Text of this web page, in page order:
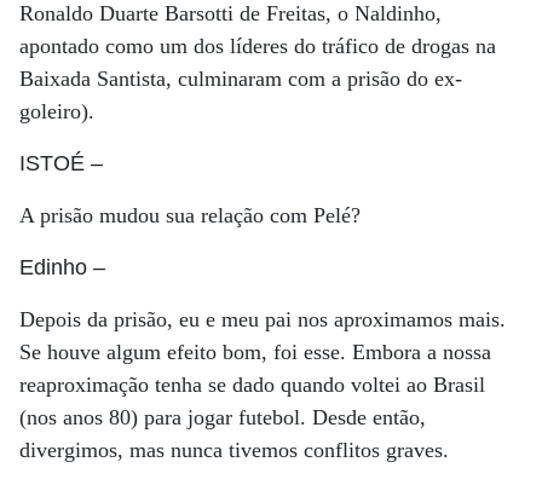
Ronaldo Duarte Barsotti de Freitas, o Naldinho,
apontado como um dos líderes do tráfico de drogas na
Baixada Santista, culminaram com a prisão do ex-
goleiro).
ISTOÉ –
A prisão mudou sua relação com Pelé?
Edinho –
Depois da prisão, eu e meu pai nos aproximamos mais.
Se houve algum efeito bom, foi esse. Embora a nossa
reaproximação tenha se dado quando voltei ao Brasil
(nos anos 80) para jogar futebol. Desde então,
divergimos, mas nunca tivemos conflitos graves.